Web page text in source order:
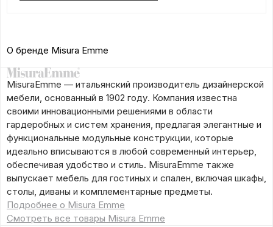
О бренде Misura Emme
MisuraEmme — итальянский производитель дизайнерской
мебели, основанный в 1902 году. Компания известна
своими инновационными решениями в области
гардеробных и систем хранения, предлагая элегантные и
функциональные модульные конструкции, которые
идеально вписываются в любой современный интерьер,
обеспечивая удобство и стиль. MisuraEmme также
выпускает мебель для гостиных и спален, включая шкафы,
столы, диваны и комплементарные предметы.
Подробнее о Misura Emme
Смотреть все товары Misura Emme